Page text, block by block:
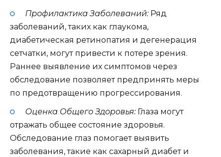
Профилактика Заболеваний:Ряд
заболеваний, таких как глаукома,
диабетическая ретинопатия и дегенерация
сетчатки, могут привести к потере зрения.
Раннее выявление их симптомов через
обследование позволяет предпринять меры
по предотвращению прогрессирования.
Оценка Общего Здоровья:Глаза могут
отражать общее состояние здоровья.
Обследование глаз помогает выявить
заболевания, такие как сахарный диабет и